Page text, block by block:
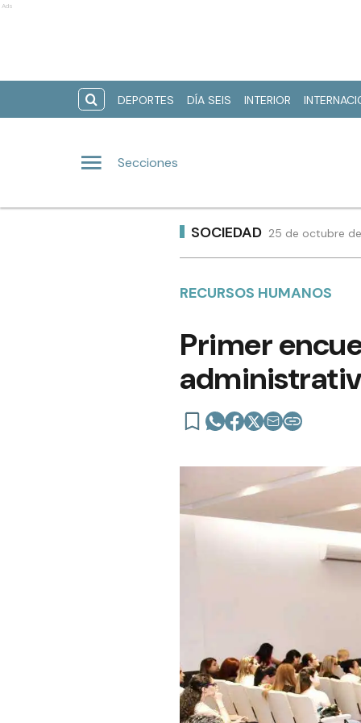
Ads
DEPORTES DÍA SEIS INTERIOR
Secciones
SOCIEDAD 25 de octubre
RECURSOS HUMANOS
Primer